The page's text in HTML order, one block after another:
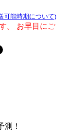
可能時期について)
。 お早目にご
測！